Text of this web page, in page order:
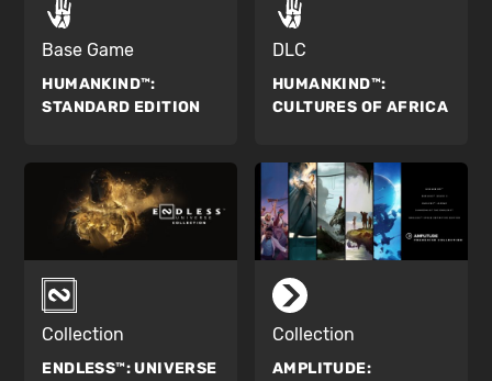
Base Game
HUMANKIND™:
STANDARD EDITION
DLC
HUMANKIND™:
CULTURES OF AFRICA
Collection
ENDLESS™: UNIVERSE
Collection
AMPLITUDE: